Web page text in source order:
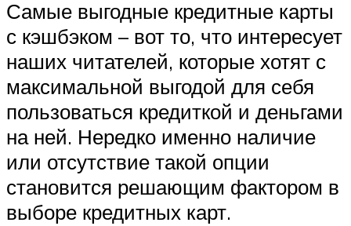
Самые выгодные кредитные карты
с кэшбэком – вот то, что интересует
наших читателей, которые хотят с
максимальной выгодой для себя
пользоваться кредиткой и деньгами
на ней. Нередко именно наличие
или отсутствие такой опции
становится решающим фактором в
выборе кредитных карт.